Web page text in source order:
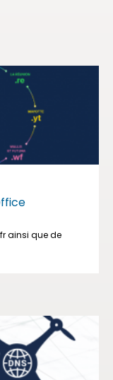
ainsi que de